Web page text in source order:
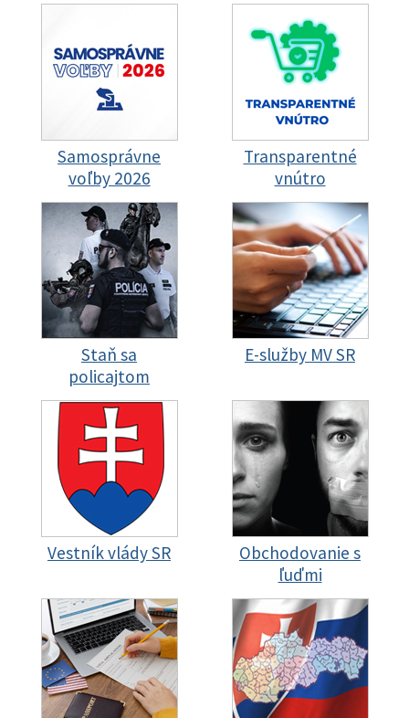
Samosprávne
voľby 2026
Transparentné
vnútro
Staň sa
policajtom
E-služby MV SR
Vestník vlády SR
Obchodovanie s
ľuďmi